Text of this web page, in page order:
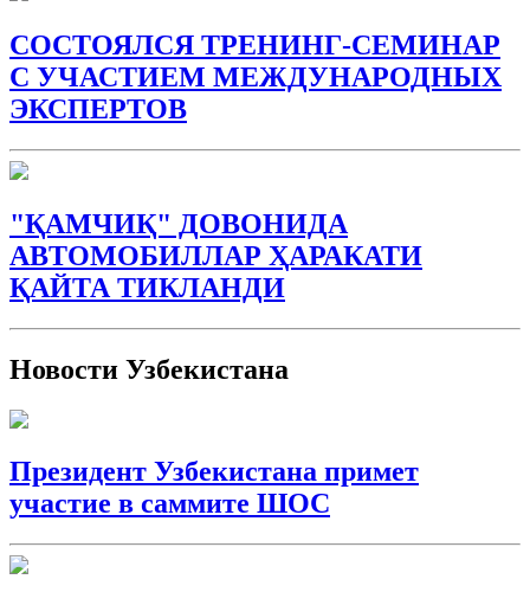
СОСТОЯЛСЯ ТРЕНИНГ-СЕМИНАР
С УЧАСТИЕМ МЕЖДУНАРОДНЫХ
ЭКСПЕРТОВ
"ҚАМЧИҚ" ДОВОНИДА
АВТОМОБИЛЛАР ҲАРАКАТИ
ҚАЙТА ТИКЛАНДИ
Новости Узбекистана
Президент Узбекистана примет
участие в саммите ШОС